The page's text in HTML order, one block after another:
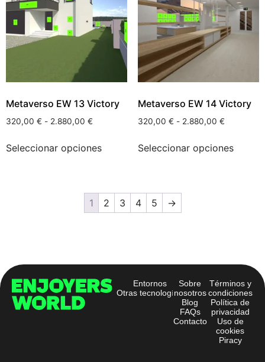
Metaverso EW 13 Victory
320,00 € - 2.880,00 €
Seleccionar opciones
Metaverso EW 14 Victory
320,00 € - 2.880,00 €
Seleccionar opciones
1 2 3 4 5 →
Entornos
Otras tecnologías
Sobre
nosotros
Blog
FAQs
Contacto
Términos y
condiciones
Política de
privacidad
Uso de
cookies
Piracy